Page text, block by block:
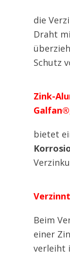
die
Draht
Schutz
Zink-
bietet
Beim
einer
verleiht